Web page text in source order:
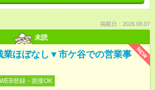
掲載日：2026.08.07
未読
NEW
業ほぼなし▼市ケ谷での営業事
WEB登録・面接OK